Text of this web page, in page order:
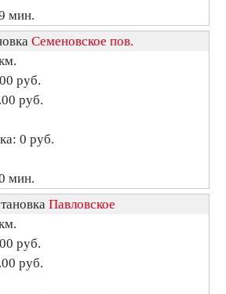
мин.
Семеновское пов.
руб.
руб.
0 руб.
мин.
Павловское
руб.
руб.